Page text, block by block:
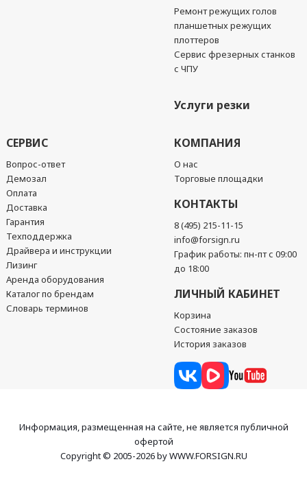
Ремонт режущих голов
планшетных режущих
плоттеров
Сервис фрезерных станков
с ЧПУ
Услуги резки
СЕРВИС
Вопрос-ответ
Демозал
Оплата
Доставка
Гарантия
Техподдержка
Драйвера и инструкции
Лизинг
Аренда оборудования
Каталог по брендам
Словарь терминов
КОМПАНИЯ
О нас
Торговые площадки
КОНТАКТЫ
8 (495) 215-11-15
info@forsign.ru
График работы: пн-пт с 09:00
до 18:00
ЛИЧНЫЙ КАБИНЕТ
Корзина
Состояние заказов
История заказов
Информация, размещенная на сайте, не является публичной
офертой
Copyright © 2005-2026 by WWW.FORSIGN.RU